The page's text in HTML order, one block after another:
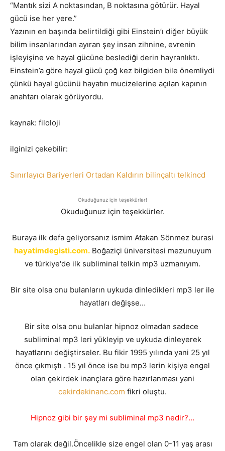
“Mantık sizi A noktasından, B noktasına götürür. Hayal
gücü ise her yere.”
Yazının en başında belirtildiği gibi Einstein’ı diğer büyük
bilim insanlarından ayıran şey insan zihnine, evrenin
işleyişine ve hayal gücüne beslediği derin hayranlıktı.
Einstein’a göre hayal gücü çoğ kez bilgiden bile önemliydi
çünkü hayal gücünü hayatın mucizelerine açılan kapının
anahtarı olarak görüyordu.
kaynak: filoloji
ilginizi çekebilir:
Sınırlayıcı Bariyerleri Ortadan Kaldırın bilinçaltı telkincd
Okuduğunuz için teşekkürler!
Okuduğunuz için teşekkürler.
Buraya ilk defa geliyorsanız ismim Atakan Sönmez burasi
hayatimdegisti.com.Boğaziçi üniversitesi mezunuyum
ve türkiye'de ilk subliminal telkin mp3 uzmanıyım.
Bir site olsa onu bulanların uykuda dinledikleri mp3 ler ile
hayatları değişse…
Bir site olsa onu bulanlar hipnoz olmadan sadece
subliminal mp3 leri yükleyip ve uykuda dinleyerek
hayatlarını değiştirseler. Bu fikir 1995 yılında yani 25 yıl
önce çıkmıştı . 15 yıl önce ise bu mp3 lerin kişiye engel
olan çekirdek inançlara göre hazırlanması yani
cekirdekinanc.com fikri oluştu.
Hipnoz gibi bir şey mi subliminal mp3 nedir?…
Tam olarak değil.Öncelikle size engel olan 0-11 yaş arası